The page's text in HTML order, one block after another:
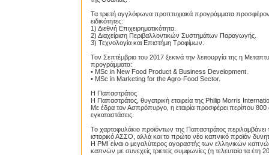
Τα τριετή αγγλόφωνα προπτυχιακά προγράμματα
ειδικότητες:
1) Διεθνή Επιχειρηματικότητα.
2) Διαχείριση Περιβαλλοντικών Συστημάτων Παραγωγής.
3) Τεχνολογία και Επιστήμη Τροφίμων.
Τον Σεπτέμβριο του 2017 ξεκινά την λειτουργία της η
προγράμματα:
• MSc in New Food Product & Business Development.
• MSc in Marketing for the Agro‐Food Sector.
Η Παπαστράτος
Η Παπαστράτος, θυγατρική εταιρεία της Philip Morris
Με έδρα τον Ασπρόπυργο, η εταιρία προσφέρει περίπου 800
εγκαταστάσεις.
Το χαρτοφυλάκιο προϊόντων της Παπαστράτος
ιστορικό ΑΣΣΟ, αλλά και το πρώτο νέο καπνικό προϊόν
Η PMI είναι ο μεγαλύτερος αγοραστής των ελληνικών
καπνών με συνεχείς τριετείς συμφωνίες (η τελευταία τα έτη